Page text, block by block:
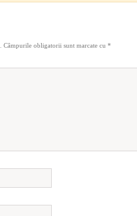
Câmpurile obligatorii sunt marcate cu *